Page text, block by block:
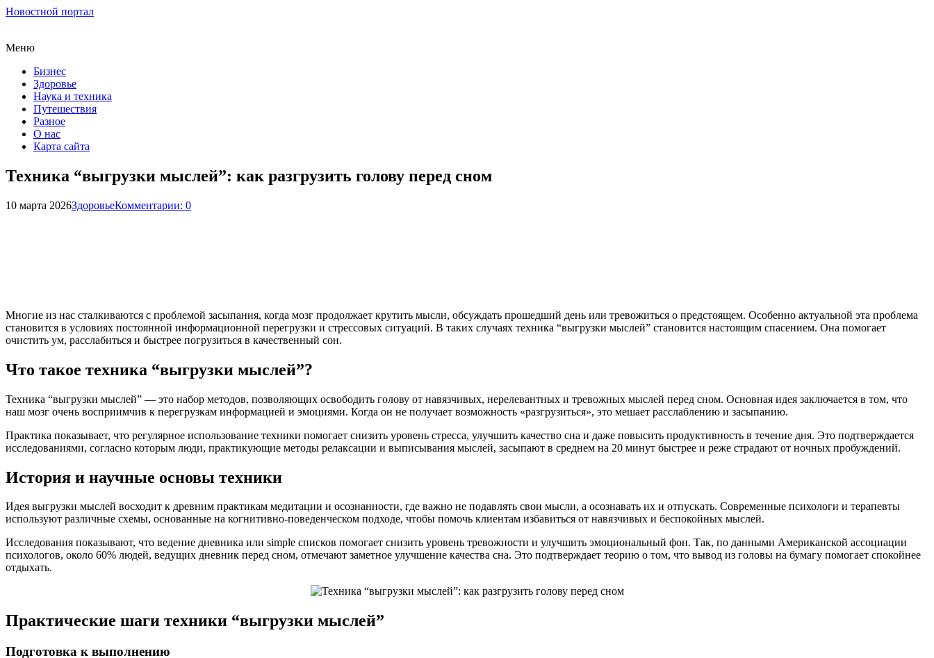
Новостной портал
Меню
Бизнес
Здоровье
Наука и техника
Путешествия
Разное
О нас
Карта сайта
Техника “выгрузки мыслей”: как разгрузить голову перед сном
10 марта 2026ЗдоровьеКомментарии: 0
Многие из нас сталкиваются с проблемой засыпания, когда мозг продолжает крутить мысли, обсуждать прошедший день или тревожиться о предстоящем. Особенно актуальной эта проблема
становится в условиях постоянной информационной перегрузки и стрессовых ситуаций. В таких случаях техника “выгрузки мыслей” становится настоящим спасением. Она помогает
очистить ум, расслабиться и быстрее погрузиться в качественный сон.
Что такое техника “выгрузки мыслей”?
Техника “выгрузки мыслей” — это набор методов, позволяющих освободить голову от навязчивых, нерелевантных и тревожных мыслей перед сном. Основная идея заключается в том, что
наш мозг очень восприимчив к перегрузкам информацией и эмоциями. Когда он не получает возможность «разгрузиться», это мешает расслаблению и засыпанию.
Практика показывает, что регулярное использование техники помогает снизить уровень стресса, улучшить качество сна и даже повысить продуктивность в течение дня. Это подтверждается
исследованиями, согласно которым люди, практикующие методы релаксации и выписывания мыслей, засыпают в среднем на 20 минут быстрее и реже страдают от ночных пробуждений.
История и научные основы техники
Идея выгрузки мыслей восходит к древним практикам медитации и осознанности, где важно не подавлять свои мысли, а осознавать их и отпускать. Современные психологи и терапевты
используют различные схемы, основанные на когнитивно-поведенческом подходе, чтобы помочь клиентам избавиться от навязчивых и беспокойных мыслей.
Исследования показывают, что ведение дневника или simple списков помогает снизить уровень тревожности и улучшить эмоциональный фон. Так, по данными Американской ассоциации
психологов, около 60% людей, ведущих дневник перед сном, отмечают заметное улучшение качества сна. Это подтверждает теорию о том, что вывод из головы на бумагу помогает спокойнее
отдыхать.
Практические шаги техники “выгрузки мыслей”
Подготовка к выполнению